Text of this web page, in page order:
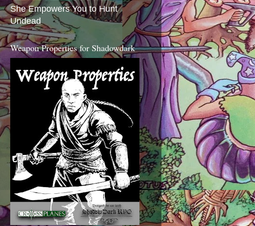
She Empowers You to Hunt
Undead
Weapon Properties for Shadowdark